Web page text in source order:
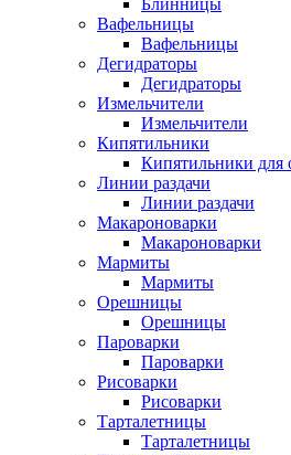
Блинницы
Вафельницы
Вафельницы
Дегидраторы
Дегидраторы
Измельчители
Измельчители
Кипятильники
Кипятильники для
Линии раздачи
Линии раздачи
Макароноварки
Макароноварки
Мармиты
Мармиты
Орешницы
Орешницы
Пароварки
Пароварки
Рисоварки
Рисоварки
Тарталетницы
Тарталетницы